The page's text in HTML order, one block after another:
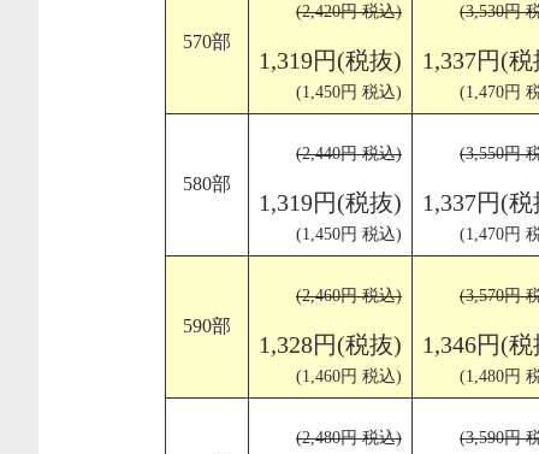
570部
(2,420円 税込)
1,319円(税抜)
(1,450円 税込)
(3,530円
1,337円(
(1,470円
580部
(2,440円 税込)
1,319円(税抜)
(1,450円 税込)
(3,550円
1,337円(
(1,470円
590部
(2,460円 税込)
1,328円(税抜)
(1,460円 税込)
(3,570円
1,346円(
(1,480円
(2,480円 税込) (3,590円